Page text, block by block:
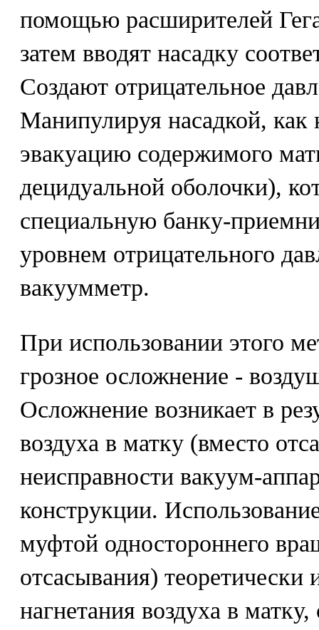
помощью расширителей
затем вводят насадку
Создают отрицательное
Манипулируя насадкой, как
эвакуацию содержимого
децидуальной оболочки),
специальную банку-
уровнем отрицательного
вакуумметр.
При использовании этого
грозное осложнение -
Осложнение возникает в
воздуха в матку (вместо
неисправности вакуум-
конструкции.
муфтой одностороннего
отсасывания)
нагнетания воздуха в